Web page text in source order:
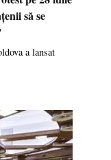
să se
a lansat